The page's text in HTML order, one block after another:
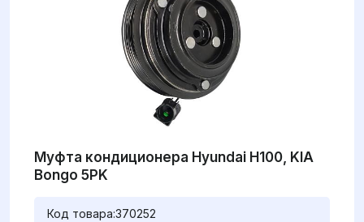
Муфта кондиционера Hyundai H100, KIA
Bongo 5PK
Код товара:370252